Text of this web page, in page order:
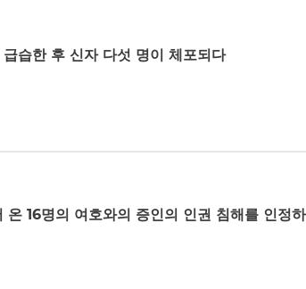
습한 후 신자 다섯 명이 체포되다
온 16명의 여호와의 증인의 인권 침해를 인정하